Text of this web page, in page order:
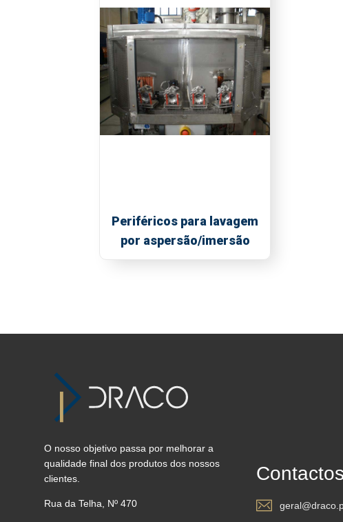
Periféricos para lavagem
por aspersão/imersão
O nosso objetivo passa por melhorar a
qualidade final dos produtos dos nossos
clientes.
Rua da Telha, Nº 470
Contactos